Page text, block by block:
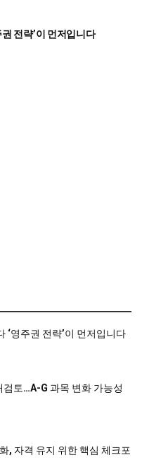
권 전략’이 먼저입니다
‘영주권 전략’이 먼저입니다
검토…A-G 과목 변화 가능성
, 자격 유지 위한 핵심 체크포